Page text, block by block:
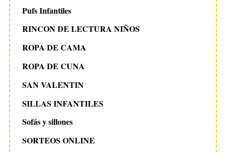
Pufs Infantiles
RINCON DE LECTURA NIÑOS
ROPA DE CAMA
ROPA DE CUNA
SAN VALENTIN
SILLAS INFANTILES
Sofás y sillones
SORTEOS ONLINE